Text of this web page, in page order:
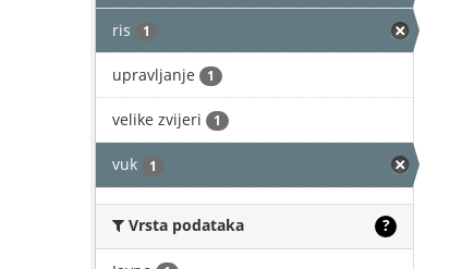
ris 1
upravljanje 1
velike zvijeri 1
vuk 1
Vrsta podataka ?